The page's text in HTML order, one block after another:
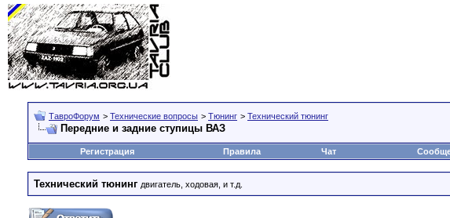
ТавроФорум > Технические вопросы > Тюнинг > Технический тюнинг
Передние и задние ступицы ВАЗ
Регистрация Правила Чат
Технический тюнинг двигатель, ходовая, и т.д.